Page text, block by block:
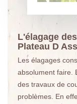
L'élagage
Plateau D
Les élagages
absolument faire.
des travaux de
problèmes. En